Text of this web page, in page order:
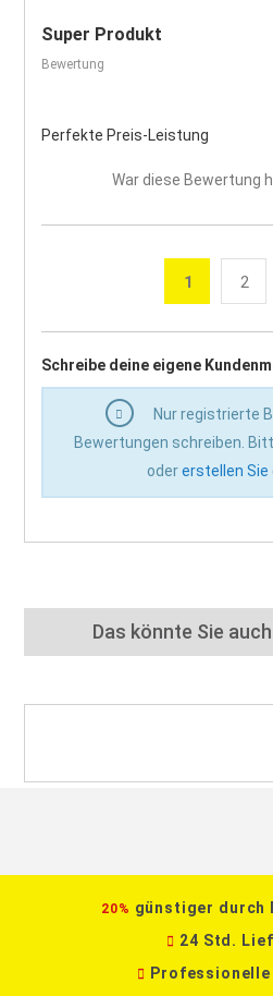
Super Produkt
Bewertung
Perfekte Preis-Leistung
War diese Bewertung
Seite
Sie lesen gerade
1 Seite
2
Schreibe deine eigene
Nur registrierte
Bewertungen schreiben.
odererstellen Sie
Das könnte Sie
20% günstiger durch
24 Std.
Professionelle